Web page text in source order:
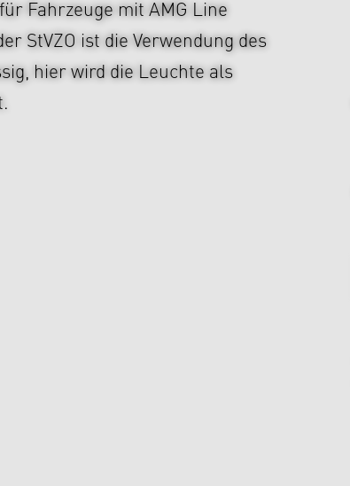
Fahrzeuge mit AMG Line
StVZO ist die Verwendung des
hier wird die Leuchte als